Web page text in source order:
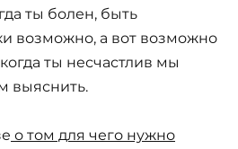
ты болен, быть
возможно, а вот возможно
ты несчастлив мы
выяснить.
о том для чего нужно